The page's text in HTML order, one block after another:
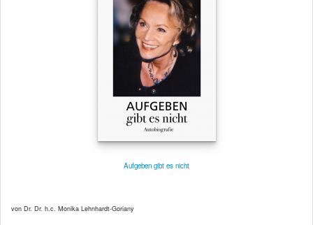
Aufgeben gibt es nicht
von Dr. Dr. h.c. Monika Lehnhardt-Goriany